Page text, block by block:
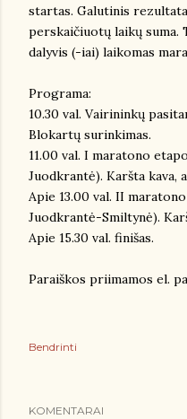
startas. Galutinis
perskaičiuotų laikų
dalyvis (-iai) laikomas
Programa:
10.30 val. Vairininkų
Blokartų surinkimas.
11.00 val. I maratono
Juodkrantė). Karšta kava,
Apie 13.00 val. II
Juodkrantė-Smiltynė).
Apie 15.30 val. finišas.
Paraiškos priimamos el.
Bendrinti
KOMENTARAI